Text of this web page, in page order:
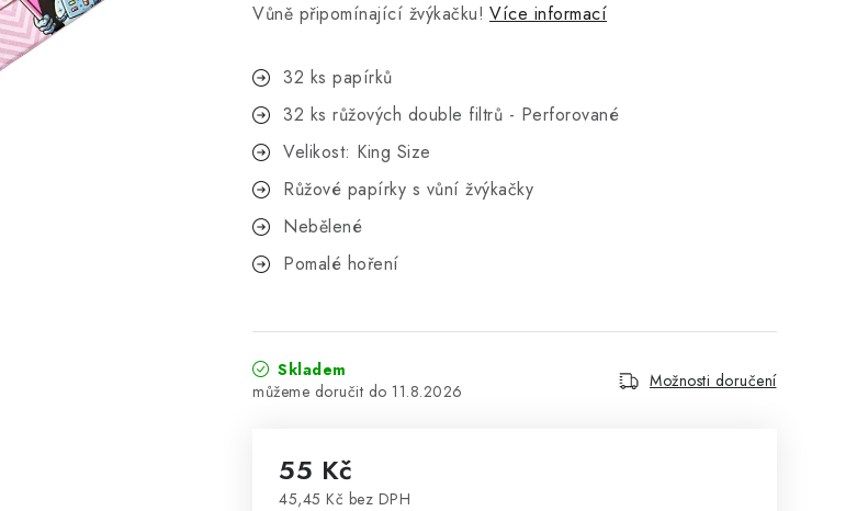
Vůně připomínající žvýkačku! Více informací
32 ks papírků
32 ks růžových double filtrů - Perforované
Velikost: King Size
Růžové papírky s vůní žvýkačky
Nebělené
Pomalé hoření
Skladem
11.8.2026
Možnosti doručení
55 Kč
45,45 Kč bez DPH